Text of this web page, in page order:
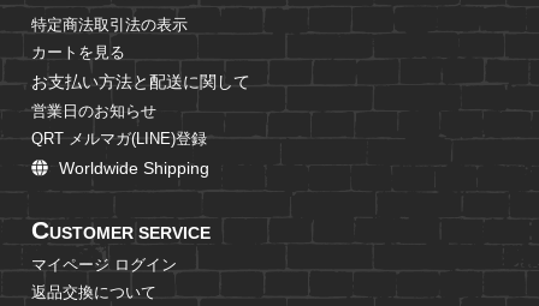
特定商法取引法の表示
カートを見る
お支払い方法と配送に関して
営業日のお知らせ
QRT メルマガ(LINE)登録
Worldwide Shipping
CUSTOMER SERVICE
マイページ ログイン
返品交換について